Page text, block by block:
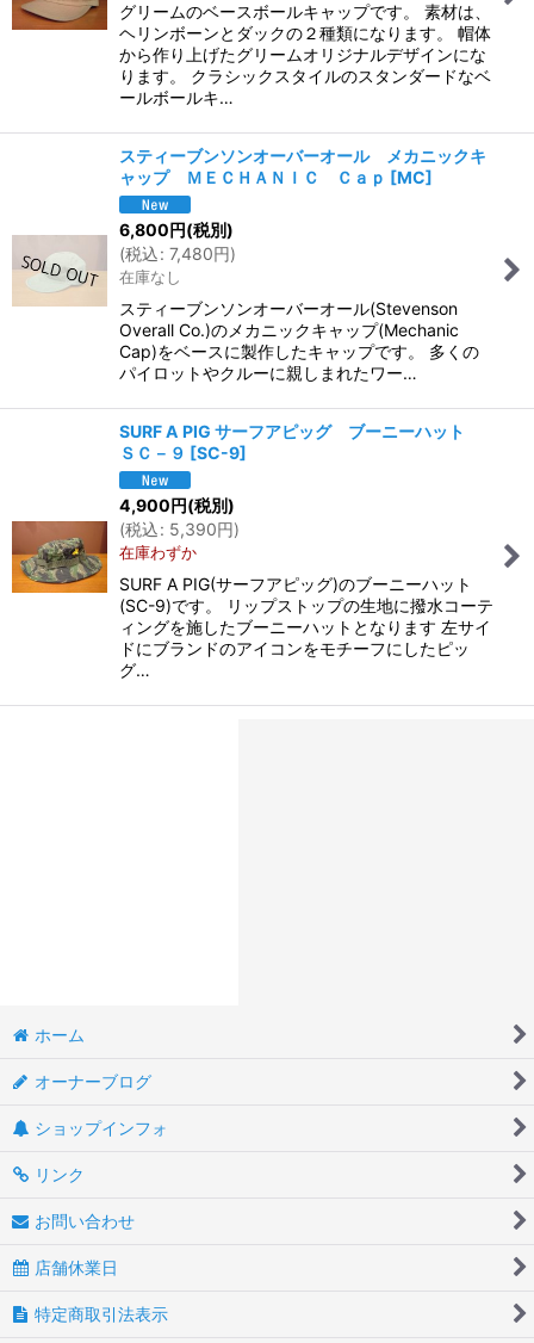
グリームのベースボールキャップです。 素材は、
ヘリンボーンとダックの２種類になります。 帽体
から作り上げたグリームオリジナルデザインにな
ります。 クラシックスタイルのスタンダードなベ
ールボールキ…
スティーブンソンオーバーオール メカニックキ
ャップ ＭＥＣＨＡＮＩＣ Ｃａｐ [MC]
6,800円(税別)
(税込: 7,480円)
在庫なし
スティーブンソンオーバーオール(Stevenson
Overall Co.)のメカニックキャップ(Mechanic
Cap)をベースに製作したキャップです。 多くの
パイロットやクルーに親しまれたワー…
SURF A PIG サーフアピッグ ブーニーハット
ＳＣ－９ [SC-9]
4,900円(税別)
(税込: 5,390円)
在庫わずか
SURF A PIG(サーフアピッグ)のブーニーハット
(SC-9)です。 リップストップの生地に撥水コーテ
ィングを施したブーニーハットとなります 左サイ
ドにブランドのアイコンをモチーフにしたピッ
グ…
ホーム
オーナーブログ
ショップインフォ
リンク
お問い合わせ
店舗休業日
特定商取引法表示